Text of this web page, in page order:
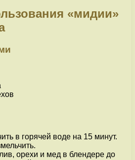
«мидии»
в горячей воде на 15 минут.
орехи и мед в блендере до